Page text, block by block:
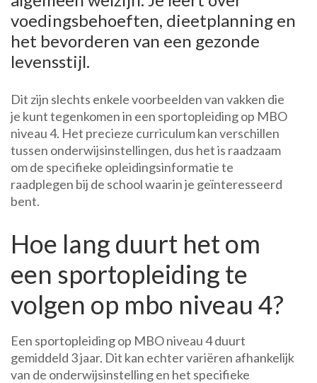
voedingsbehoeften, dieetplanning en
het bevorderen van een gezonde
levensstijl.
Dit zijn slechts enkele voorbeelden van vakken die
je kunt tegenkomen in een sportopleiding op MBO
niveau 4. Het precieze curriculum kan verschillen
tussen onderwijsinstellingen, dus het is raadzaam
om de specifieke opleidingsinformatie te
raadplegen bij de school waarin je geïnteresseerd
bent.
Hoe lang duurt het om
een ​​sportopleiding te
volgen op mbo niveau 4?
Een sportopleiding op MBO niveau 4 duurt
gemiddeld 3 jaar. Dit kan echter variëren afhankelijk
van de onderwijsinstelling en het specifieke